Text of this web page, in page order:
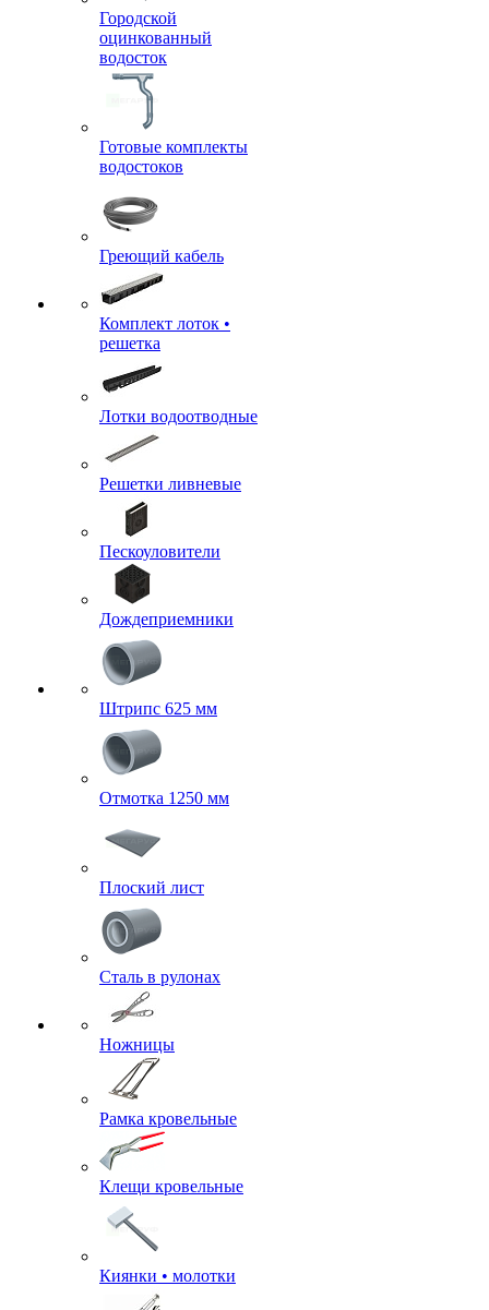
Городской
оцинкованный
водосток
Готовые комплекты
водостоков
Греющий кабель
Комплект лоток •
решетка
Лотки водоотводные
Решетки ливневые
Пескоуловители
Дождеприемники
Штрипс 625 мм
Отмотка 1250 мм
Плоский лист
Сталь в рулонах
Ножницы
Рамка кровельные
Клещи кровельные
Киянки • молотки